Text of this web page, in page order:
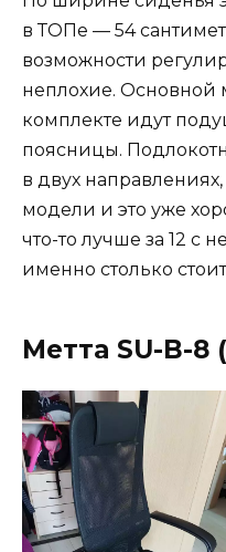
в ТОПе — 54
возможности
неплохие. Основной
комплекте идут
поясницы.
в двух
модели и это уже
что-то лучше за 12 с
именно столько
Метта SU-B-8